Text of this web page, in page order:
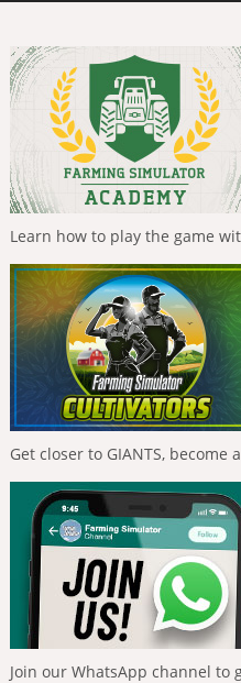
Learn how to play the game
Get closer to GIANTS, become
Join our WhatsApp channel to